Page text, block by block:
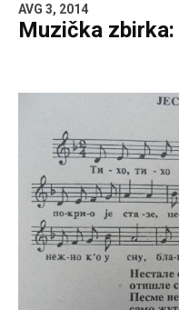
AVG 3, 2014
Muzička